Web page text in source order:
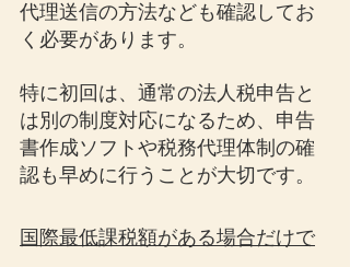
代理送信の方法なども確認してお
く必要があります。
特に初回は、通常の法人税申告と
は別の制度対応になるため、申告
書作成ソフトや税務代理体制の確
認も早めに行うことが大切です。
国際最低課税額がある場合だけで